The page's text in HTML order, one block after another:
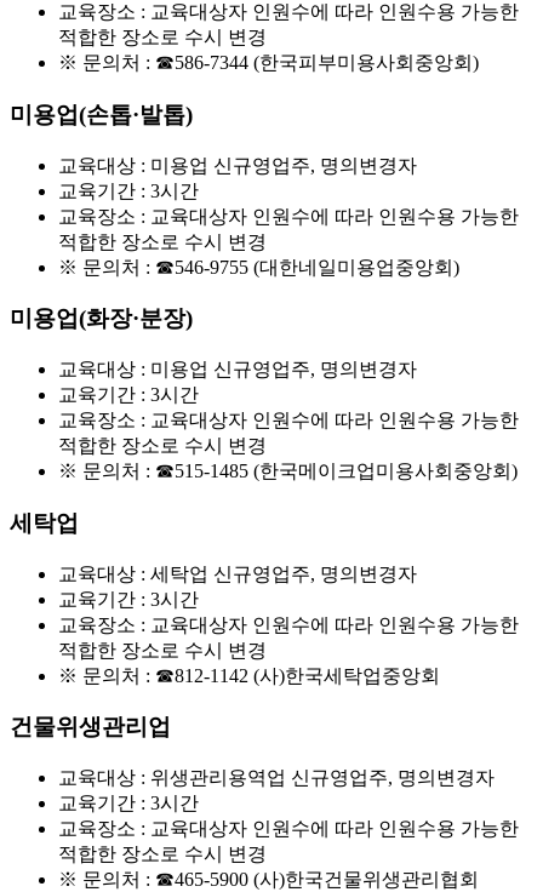
교육장소 : 교육대상자 인원수에 따라 인원수용 가능한
적합한 장소로 수시 변경
※ 문의처 : ☎586-7344 (한국피부미용사회중앙회)
미용업(손톱·발톱)
교육대상 : 미용업 신규영업주, 명의변경자
교육기간 : 3시간
교육장소 : 교육대상자 인원수에 따라 인원수용 가능한
적합한 장소로 수시 변경
※ 문의처 : ☎546-9755 (대한네일미용업중앙회)
미용업(화장·분장)
교육대상 : 미용업 신규영업주, 명의변경자
교육기간 : 3시간
교육장소 : 교육대상자 인원수에 따라 인원수용 가능한
적합한 장소로 수시 변경
※ 문의처 : ☎515-1485 (한국메이크업미용사회중앙회)
세탁업
교육대상 : 세탁업 신규영업주, 명의변경자
교육기간 : 3시간
교육장소 : 교육대상자 인원수에 따라 인원수용 가능한
적합한 장소로 수시 변경
※ 문의처 : ☎812-1142 (사)한국세탁업중앙회
건물위생관리업
교육대상 : 위생관리용역업 신규영업주, 명의변경자
교육기간 : 3시간
교육장소 : 교육대상자 인원수에 따라 인원수용 가능한
적합한 장소로 수시 변경
※ 문의처 : ☎465-5900 (사)한국건물위생관리협회